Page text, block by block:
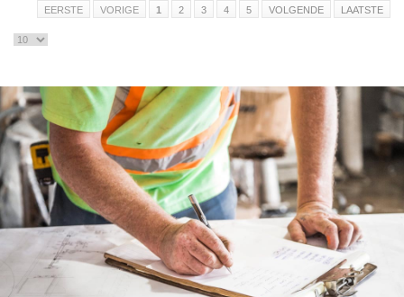
EERSTE VORIGE 1 2 3 4 5 VOLGENDE LAATSTE